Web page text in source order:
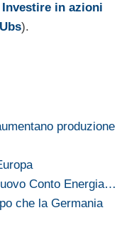
Investire in azioni
).
produzione
Conto Energia…
che la Germania